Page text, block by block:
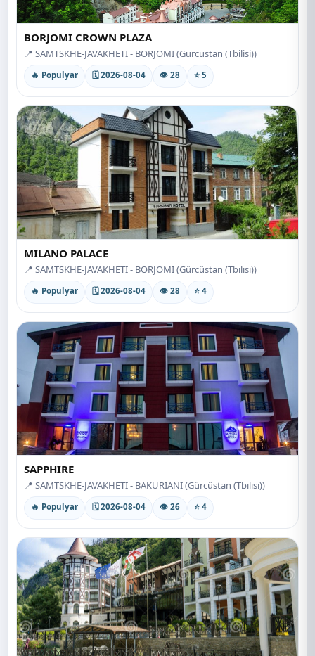
BORJOMI CROWN PLAZA
📍 SAMTSKHE-JAVAKHETI - BORJOMI (Gürcüstan (Tbilisi))
🔥 Populyar 🗓 2026-08-04 👁 28 ⭐ 5
MILANO PALACE
📍 SAMTSKHE-JAVAKHETI - BORJOMI (Gürcüstan (Tbilisi))
🔥 Populyar 🗓 2026-08-04 👁 28 ⭐ 4
SAPPHIRE
📍 SAMTSKHE-JAVAKHETI - BAKURIANI (Gürcüstan (Tbilisi))
🔥 Populyar 🗓 2026-08-04 👁 26 ⭐ 4